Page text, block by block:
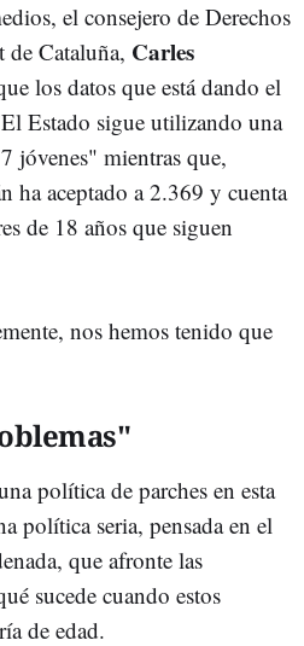
el consejero de Derechos
de Cataluña, Carles
los datos que está dando el
Estado sigue utilizando una
jóvenes" mientras que,
ha aceptado a 2.369 y cuenta
de 18 años que siguen
nos hemos tenido que
política de parches en esta
política seria, pensada en el
que afronte las
sucede cuando estos
de edad.